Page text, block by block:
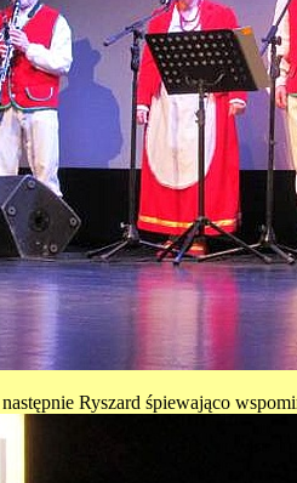
Ryszard śpiewająco